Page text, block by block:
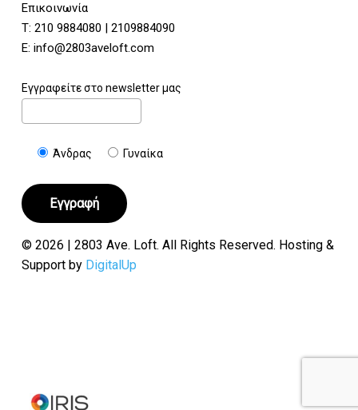
Επικοινωνία
Τ: 210 9884080 | 2109884090
E: info@2803aveloft.com
Εγγραφείτε στο newsletter μας
Άνδρας Γυναίκα
© 2026 | 2803 Ave. Loft. All Rights Reserved. Hosting &
Support by DigitalUp